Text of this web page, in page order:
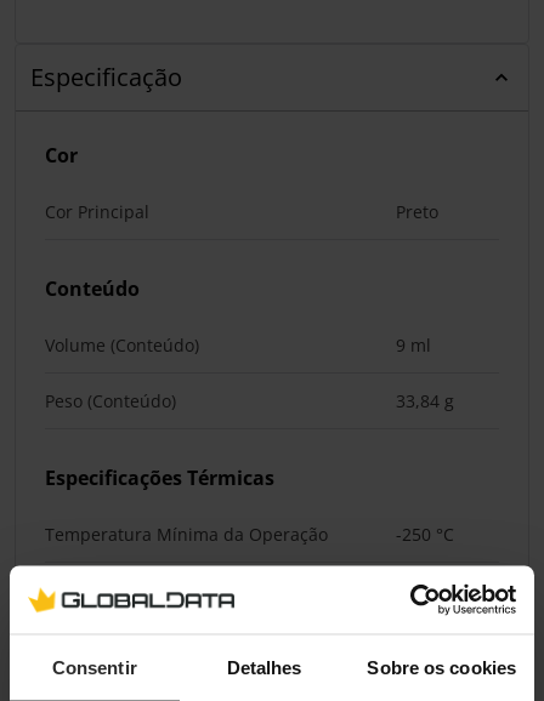
Consentir Detalhes Sobre os cookies
Especificação
Cor
Cor Principal Preto
Conteúdo
Volume (Conteúdo) 9 ml
Peso (Conteúdo) 33,84 g
Especificações Térmicas
Temperatura Mínima da Operação -250 °C
Temperatura Máxima da Operação 350 °C